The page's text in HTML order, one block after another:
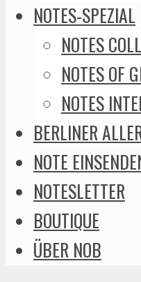
NOTES-SPEZIAL
NOTES
NOTES OF
NOTES
BERLINER
NOTE
NOTESLETTER
BOUTIQUE
ÜBER NOB